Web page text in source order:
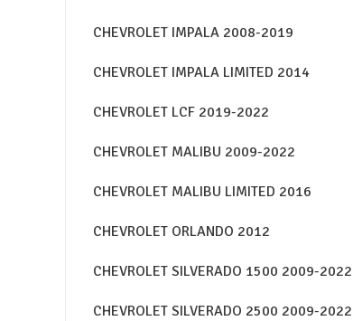
CHEVROLET IMPALA 2008-2019
CHEVROLET IMPALA LIMITED 2014
CHEVROLET LCF 2019-2022
CHEVROLET MALIBU 2009-2022
CHEVROLET MALIBU LIMITED 2016
CHEVROLET ORLANDO 2012
CHEVROLET SILVERADO 1500 2009-2022
CHEVROLET SILVERADO 2500 2009-2022